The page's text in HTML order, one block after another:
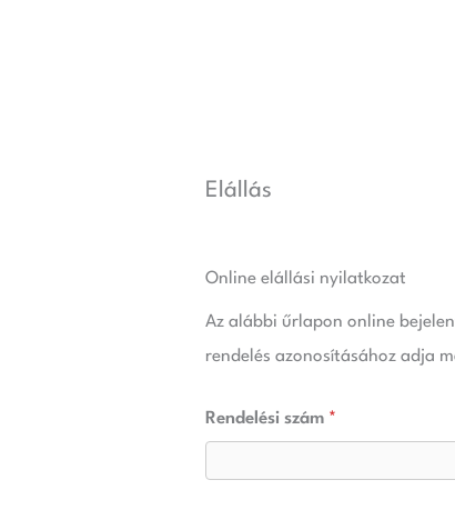
Elállás
Online elállási nyilatkozat
Az alábbi űrlapon online
rendelés azonosításához adja
Rendelési szám *